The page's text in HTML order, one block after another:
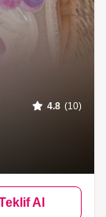
4.8 (10)
Al